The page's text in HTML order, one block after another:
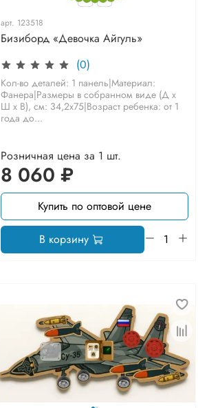
арт. 123518
Бизиборд «Девочка Айгуль»
(0)
Кол-во деталей: 1 панель|Материал:
Фанера|Размеры в собранном виде (Д х
Ш х В), см: 34,2х75|Возраст ребенка: от 1
года до...
Розничная цена за 1 шт.
8 060 ₽
Купить по оптовой цене
В корзину